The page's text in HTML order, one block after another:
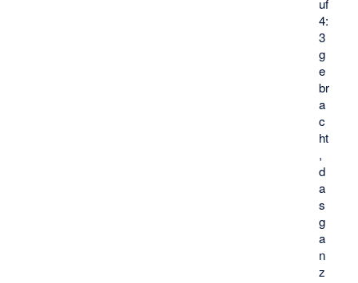
uf
4:
3
g
e
br
a
c
ht
,
d
a
s
g
a
n
z